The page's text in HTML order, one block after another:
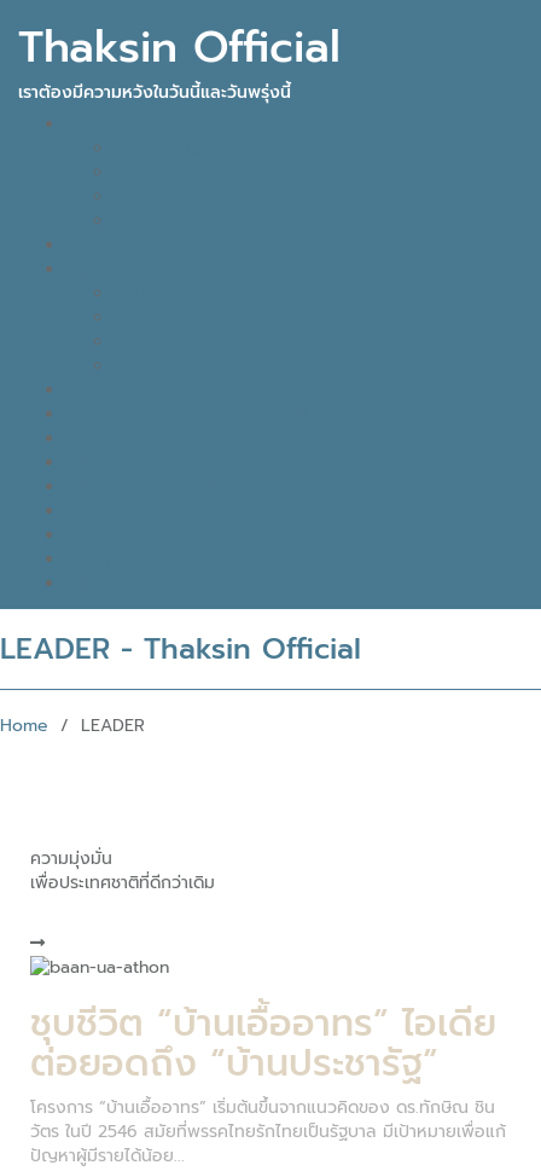
Thaksin Official
เราต้องมีความหวังในวันนี้และวันพรุ่งนี้
LEADER - Thaksin Official
Home / LEADER
ความมุ่งมั่น
เพื่อประเทศชาติที่ดีกว่าเดิม
ชุบชีวิต “บ้านเอื้ออาทร” ไอเดีย
ต่อยอดถึง “บ้านประชารัฐ”
โครงการ “บ้านเอื้ออาทร” เริ่มต้นขึ้นจากแนวคิดของ ดร.ทักษิณ ชิน
วัตร ในปี 2546 สมัยที่พรรคไทยรักไทยเป็นรัฐบาล มีเป้าหมายเพื่อแก้
ปัญหาผู้มีรายได้น้อย...